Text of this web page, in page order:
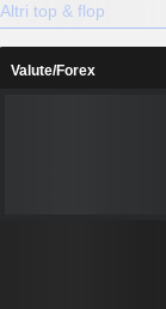
Altri top & flop
Valute/Forex